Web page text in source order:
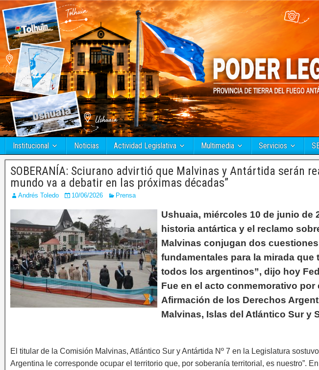
Institucional Noticias Actividad Legislativa Multimedia Servicios
SOBERANÍA: Sciurano advirtió que Malvinas y Antártida serán
mundo va a debatir en las próximas décadas”
Andrés Toledo 10/06/2026 Prensa
Ushuaia, miércoles 10 de junio de
historia antártica y el reclamo
Malvinas conjugan dos
fundamentales para la mirada que
todos los argentinos”, dijo hoy
Fue en el acto conmemorativo por
Afirmación de los Derechos
Malvinas, Islas del Atlántico Sur y
El titular de la Comisión Malvinas, Atlántico Sur y Antártida Nº 7 en la Legislatura
Argentina le corresponde ocupar el territorio que, por soberanía territorial, es nuestro”.